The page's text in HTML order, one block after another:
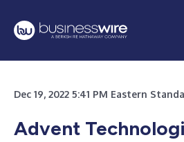
Dec 19, 2022 5:41 PM Eastern
Advent